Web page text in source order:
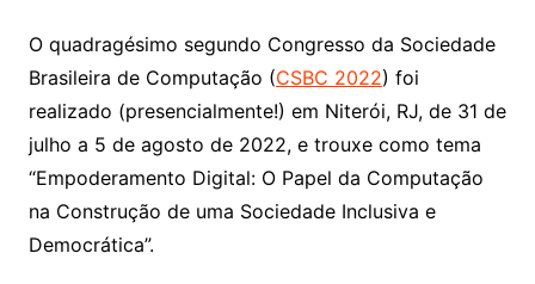
O quadragésimo segundo Congresso da Sociedade
Brasileira de Computação (CSBC 2022) foi
realizado (presencialmente!) em Niterói, RJ, de 31 de
julho a 5 de agosto de 2022, e trouxe como tema
“Empoderamento Digital: O Papel da Computação
na Construção de uma Sociedade Inclusiva e
Democrática”.